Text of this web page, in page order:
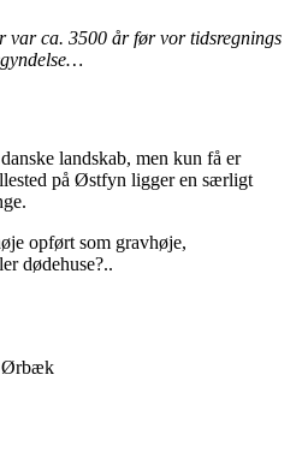
var ca. 3500 år før vor tidsregnings
landskab, men kun få er
på Østfyn ligger en særligt
opført som gravhøje,
dødehuse?..
Ørbæk